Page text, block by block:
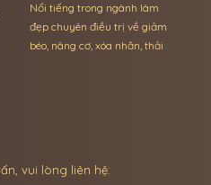
Nổi tiếng trong ngành làm
đẹp chuyên điều trị về giảm
béo, nâng cơ, xóa nhăn, thải
vui lòng liên hệ: